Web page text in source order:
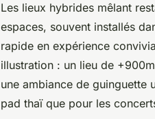
Les lieux hybrides mêlant
espaces, souvent installés
rapide en expérience
illustration : un lieu de
une ambiance de guinguette
pad thaï que pour les